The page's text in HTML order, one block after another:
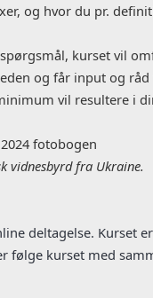
og hvor du pr.
kurset vil
og får input og
vil resultere i
fotobogen
vidnesbyrd fra Ukraine.
deltagelse. Kurset
følge kurset med